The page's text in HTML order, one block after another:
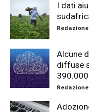
I dati
Alcune
diffuse